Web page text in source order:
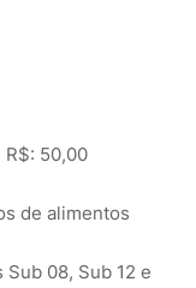
50,00
de alimentos
08, Sub 12 e